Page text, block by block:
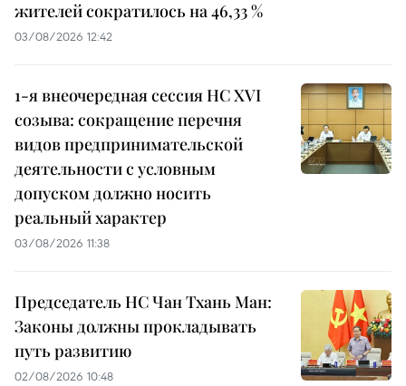
жителей сократилось на 46,33 %
03/08/2026 12:42
1-я внеочередная сессия НС XVI
созыва: сокращение перечня
видов предпринимательской
деятельности с условным
допуском должно носить
реальный характер
03/08/2026 11:38
Председатель НС Чан Тхань Ман:
Законы должны прокладывать
путь развитию
02/08/2026 10:48